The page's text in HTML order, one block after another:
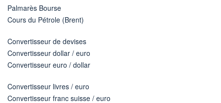
Palmarès Bourse
Cours du Pétrole (Brent)
Convertisseur de devises
Convertisseur dollar / euro
Convertisseur euro / dollar
Convertisseur livres / euro
Convertisseur franc suisse / euro